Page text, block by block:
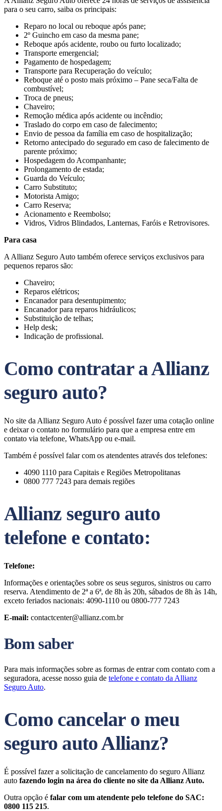
para o seu carro, saiba os principais:
Reparo no local ou reboque após pane;
2º Guincho em caso da mesma pane;
Reboque após acidente, roubo ou furto localizado;
Transporte emergencial;
Pagamento de hospedagem;
Transporte para Recuperação do veículo;
Reboque até o posto mais próximo – Pane seca/Falta de
combustível;
Troca de pneus;
Chaveiro;
Remoção médica após acidente ou incêndio;
Traslado do corpo em caso de falecimento;
Envio de pessoa da família em caso de hospitalização;
Retorno antecipado do segurado em caso de falecimento de
parente próximo;
Hospedagem do Acompanhante;
Prolongamento de estada;
Guarda do Veículo;
Carro Substituto;
Motorista Amigo;
Carro Reserva;
Acionamento e Reembolso;
Vidros, Vidros Blindados, Lanternas, Faróis e Retrovisores.
Para casa
A Allianz Seguro Auto também oferece serviços exclusivos para
pequenos reparos são:
Chaveiro;
Reparos elétricos;
Encanador para desentupimento;
Encanador para reparos hidráulicos;
Substituição de telhas;
Help desk;
Indicação de profissional.
Como contratar a Allianz
seguro auto?
No site da Allianz Seguro Auto é possível fazer uma cotação online
e deixar o contato no formulário para que a empresa entre em
contato via telefone, WhatsApp ou e-mail.
Também é possível falar com os atendentes através dos telefones:
4090 1110 para Capitais e Regiões Metropolitanas
0800 777 7243 para demais regiões
Allianz seguro auto
telefone e contato:
Telefone:
Informações e orientações sobre os seus seguros, sinistros ou carro
reserva. Atendimento de 2ª a 6ª, de 8h às 20h, sábados de 8h às 14h,
exceto feriados nacionais: 4090-1110 ou 0800-777 7243
E-mail: contactcenter@allianz.com.br
Bom saber
Para mais informações sobre as formas de entrar com contato com a
seguradora, acesse nosso guia de telefone e contato da Allianz
Seguro Auto.
Como cancelar o meu
seguro auto Allianz?
É possível fazer a solicitação de cancelamento do seguro Allianz
auto fazendo login na área do cliente no site da Allianz Auto.
Outra opção é falar com um atendente pelo telefone do SAC:
0800 115 215.